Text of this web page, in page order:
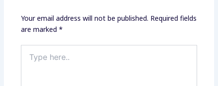
Your email address will not be published. Required fields
are marked *
here..